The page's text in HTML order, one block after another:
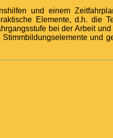
Elemente, d.h. die
bei der Arbeit und
und